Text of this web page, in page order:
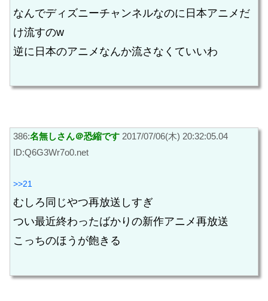
なんでディズニーチャンネルなのに日本アニメだ
け流すのw
逆に日本のアニメなんか流さなくていいわ
386:名無しさん＠恐縮です 2017/07/06(木) 20:32:05.04
ID:Q6G3Wr7o0.net
>>21
むしろ同じやつ再放送しすぎ
つい最近終わったばかりの新作アニメ再放送
こっちのほうが飽きる